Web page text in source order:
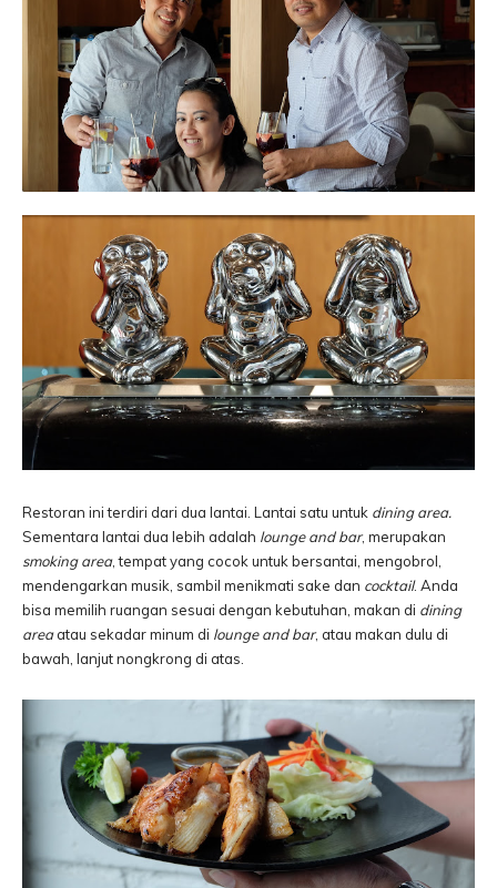
Restoran ini terdiri dari dua lantai. Lantai satu untuk dining area.
Sementara lantai dua lebih adalah lounge and bar, merupakan
smoking area, tempat yang cocok untuk bersantai, mengobrol,
mendengarkan musik, sambil menikmati sake dan cocktail. Anda
bisa memilih ruangan sesuai dengan kebutuhan, makan di dining
areaatau sekadar minum di lounge and bar, atau makan dulu di
bawah, lanjut nongkrong di atas.